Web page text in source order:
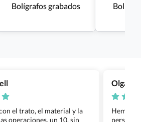
Bolígrafos grabados
el trato, el material y la
operaciones, un 10, sin
Olga
Hemos